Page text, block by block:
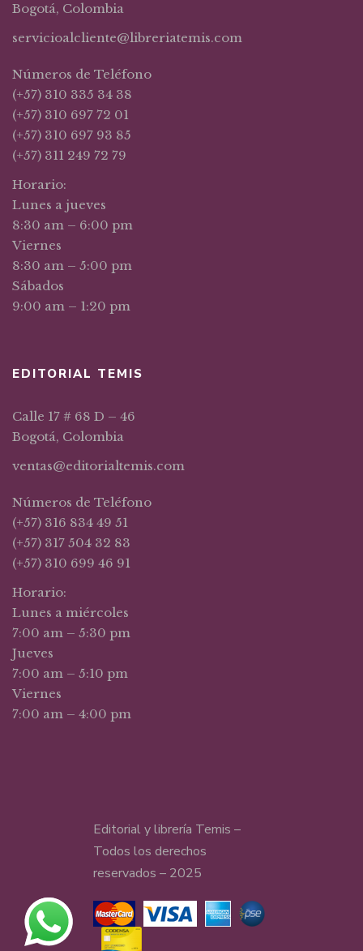
Bogotá, Colombia
servicioalcliente@libreriatemis.com
Números de Teléfono
(+57) 310 335 34 38
(+57) 310 697 72 01
(+57) 310 697 93 85
(+57) 311 249 72 79
Horario:
Lunes a jueves
8:30 am – 6:00 pm
Viernes
8:30 am – 5:00 pm
Sábados
9:00 am – 1:20 pm
EDITORIAL TEMIS
Calle 17 # 68 D – 46
Bogotá, Colombia
ventas@editorialtemis.com
Números de Teléfono
(+57) 316 834 49 51
(+57) 317 504 32 83
(+57) 310 699 46 91
Horario:
Lunes a miércoles
7:00 am – 5:30 pm
Jueves
7:00 am – 5:10 pm
Viernes
7:00 am – 4:00 pm
Editorial y librería Temis –
Todos los derechos
reservados – 2025